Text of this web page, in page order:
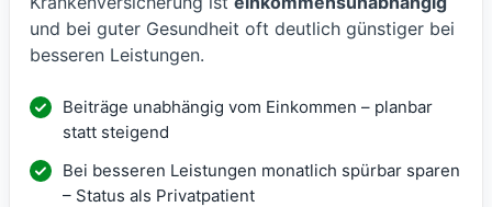
und bei guter Gesundheit oft deutlich günstiger bei
besseren Leistungen.
Beiträge unabhängig vom Einkommen – planbar
statt steigend
Bei besseren Leistungen monatlich spürbar sparen
– Status als Privatpatient